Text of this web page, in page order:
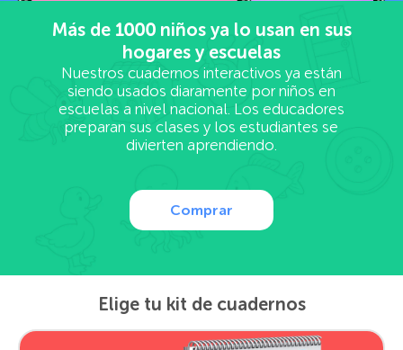
Más de 1000niños ya lo usan en sus
hogares y escuelas
Nuestros cuadernos interactivos ya están
siendo usados diaramente por niños en
escuelas a nivel nacional. Los educadores
preparan sus clases y los estudiantes se
divierten aprendiendo.
Comprar
Elige tu kit de cuadernos